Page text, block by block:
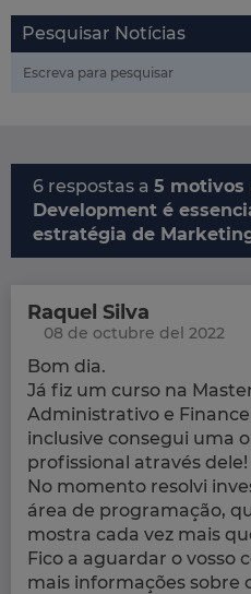
Pesquisar Notícias
6 respostas a 5 motivos
Development é
estratégia de
Raquel Silva
08 de octubre del 2022
Bom dia.
Já fiz um curso na
Administrativo e
inclusive consegui uma
profissional através dele!
No momento resolvi
área de programação,
mostra cada vez mais
Fico a aguardar o vosso
mais informações sobre